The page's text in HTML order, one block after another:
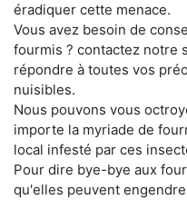
éradiquer cette menace.
Vous avez besoin de
fourmis ? contactez notre
répondre à toutes vos
nuisibles.
Nous pouvons vous
importe la myriade de
local infesté par ces
Pour dire bye-bye aux
qu'elles peuvent